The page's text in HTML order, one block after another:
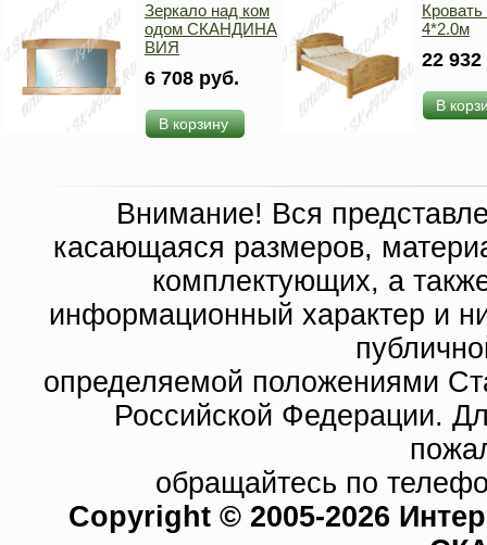
Зеркало над ком
одом СКАНДИНА
ВИЯ
6 708 руб.
В корзину
4*2.0м
22
В
Внимание! Вся
касающаяся размеров,
комплектующих, а
информационный характер и
определяемой положениями
Российской Федерации.
обращайтесь по
Copyright © 2005-2026